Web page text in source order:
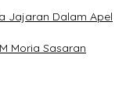
Jajaran Dalam Apel
Moria Sasaran